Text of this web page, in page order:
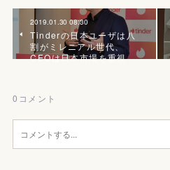
2019.01.30 08:30
Tinderの日本ユーザは八
割がミレニアル世代、
CEOは日本市場を重視
0 コメント